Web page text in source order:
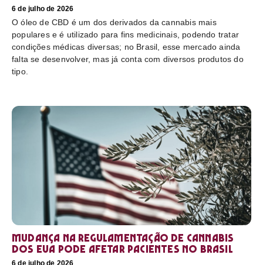
6 de julho de 2026
O óleo de CBD é um dos derivados da cannabis mais
populares e é utilizado para fins medicinais, podendo tratar
condições médicas diversas; no Brasil, esse mercado ainda
falta se desenvolver, mas já conta com diversos produtos do
tipo.
Mudança na regulamentação de cannabis
dos EUA pode afetar pacientes no Brasil
6 de julho de 2026